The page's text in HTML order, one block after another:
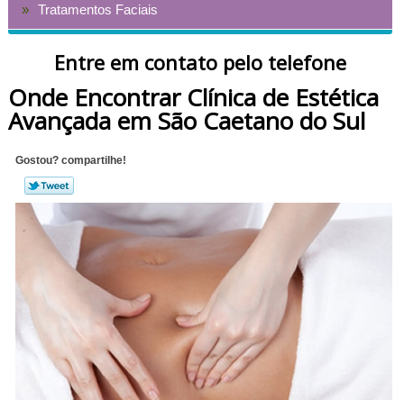
Tratamentos Faciais
Entre em contato pelo telefone
Onde Encontrar Clínica de Estética
Avançada em São Caetano do Sul
Gostou? compartilhe!